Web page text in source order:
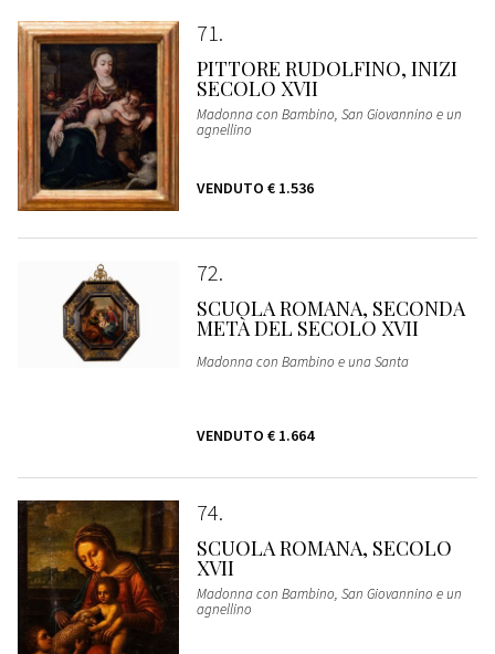
71
PITTORE RUDOLFINO, INIZI
SECOLO XVII
Madonna con Bambino, San Giovannino e un
agnellino
VENDUTO € 1.536
72
SCUOLA ROMANA, SECONDA
METÀ DEL SECOLO XVII
Madonna con Bambino e una Santa
VENDUTO € 1.664
74
SCUOLA ROMANA, SECOLO
XVII
Madonna con Bambino, San Giovannino e un
agnellino